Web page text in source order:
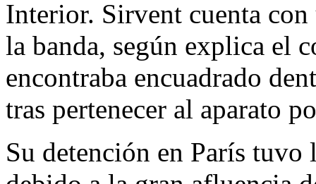
Interior. Sirvent cuenta
la banda, según explica el
encontraba encuadrado
tras pertenecer al aparato
Su detención en París